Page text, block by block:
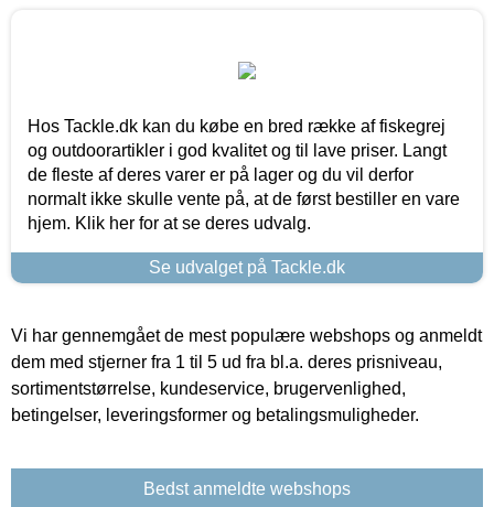
Hos Tackle.dk kan du købe en bred række af fiskegrej
og outdoorartikler i god kvalitet og til lave priser. Langt
de fleste af deres varer er på lager og du vil derfor
normalt ikke skulle vente på, at de først bestiller en vare
hjem. Klik her for at se deres udvalg.
Se udvalget på Tackle.dk
Vi har gennemgået de mest populære webshops og anmeldt
dem med stjerner fra 1 til 5 ud fra bl.a. deres prisniveau,
sortimentstørrelse, kundeservice, brugervenlighed,
betingelser, leveringsformer og betalingsmuligheder.
Bedst anmeldte webshops